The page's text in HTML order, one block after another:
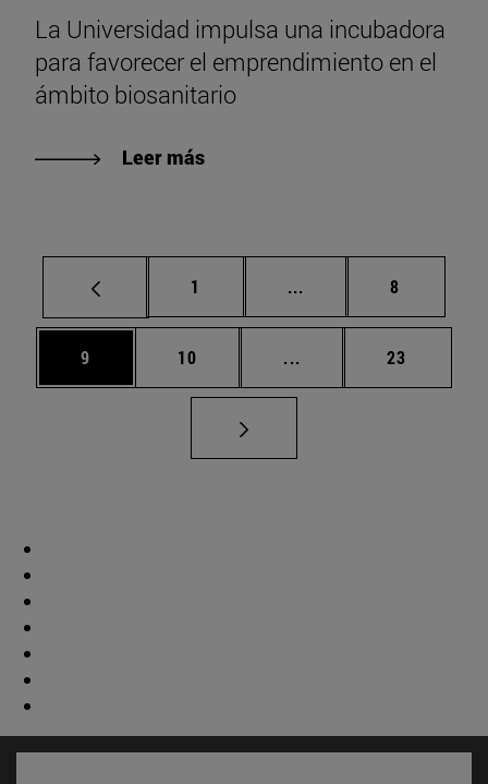
La Universidad impulsa una incubadora
para favorecer el emprendimiento en el
ámbito biosanitario
Leer más
Página
1 ... Páginas intermedias
Página
8
Página
9 Página
10 ... Páginas intermedias
Página
23